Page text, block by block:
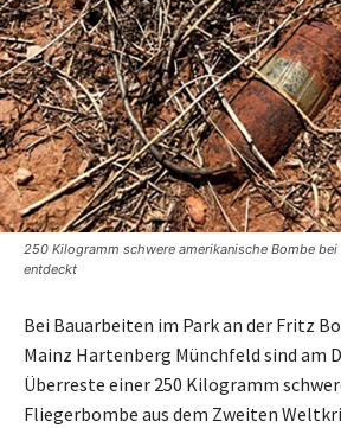
250 Kilogramm schwere amerikanische Bombe bei
entdeckt
Bei Bauarbeiten im Park an der Fritz
Mainz Hartenberg Münchfeld sind am
Überreste einer 250 Kilogramm
Fliegerbombe aus dem Zweiten